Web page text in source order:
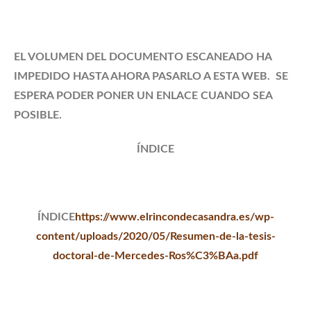
EL VOLUMEN DEL DOCUMENTO ESCANEADO HA
IMPEDIDO HASTA AHORA PASARLO A ESTA WEB. SE
ESPERA PODER PONER UN
ENLACE CUANDO SEA
POSIBLE.
ÍNDICE
ÍNDICEhttps://www.elrincondecasandra.es/wp-
content/uploads/2020/05/Resumen-de-la-tesis-
doctoral-de-Mercedes-Ros%C3%BAa.pdf